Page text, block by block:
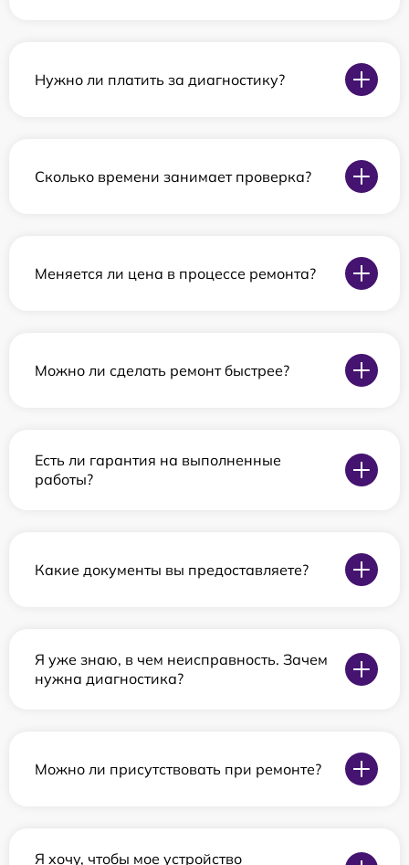
Нужно ли платить за диагностику?
Сколько времени занимает проверка?
Меняется ли цена в процессе ремонта?
Можно ли сделать ремонт быстрее?
Есть ли гарантия на выполненные
работы?
Какие документы вы предоставляете?
Я уже знаю, в чем неисправность. Зачем
нужна диагностика?
Можно ли присутствовать при ремонте?
Я хочу, чтобы мое устройство